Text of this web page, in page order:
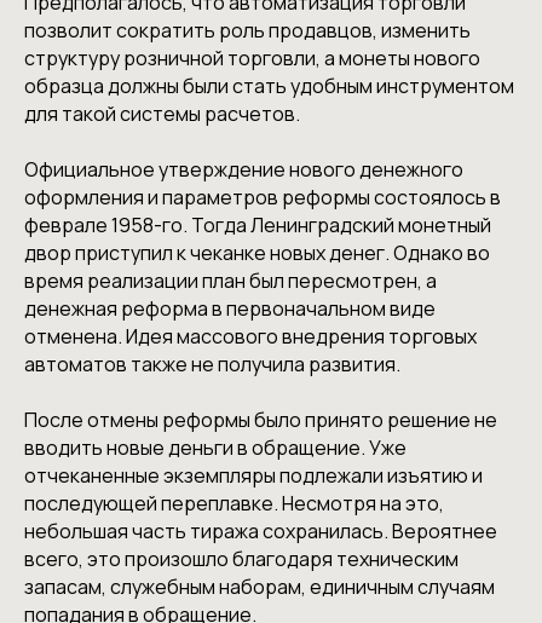
позволит сократить роль продавцов, изменить
структуру розничной торговли, а монеты нового
образца должны были стать удобным инструментом
для такой системы расчетов.
Официальное утверждение нового денежного
оформления и параметров реформы состоялось в
феврале 1958-го. Тогда Ленинградский монетный
двор приступил к чеканке новых денег. Однако во
время реализации план был пересмотрен, а
денежная реформа в первоначальном виде
отменена. Идея массового внедрения торговых
автоматов также не получила развития.
После отмены реформы было принято решение не
вводить новые деньги в обращение. Уже
отчеканенные экземпляры подлежали изъятию и
последующей переплавке. Несмотря на это,
небольшая часть тиража сохранилась. Вероятнее
всего, это произошло благодаря техническим
запасам, служебным наборам, единичным случаям
попадания в обращение.